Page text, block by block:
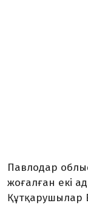
Павлодар
жоғалған екі
Құтқарушылар